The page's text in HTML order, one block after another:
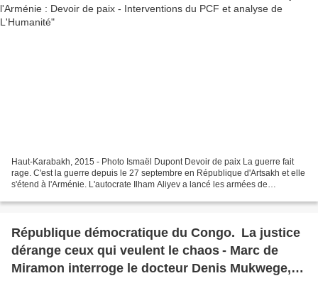
Haut-Karabakh, 2015 - Photo Ismaël Dupont Devoir de paix La guerre fait
rage. C'est la guerre depuis le 27 septembre en République d'Artsakh et elle
s'étend à l'Arménie. L'autocrate Ilham Aliyev a lancé les armées de
République démocratique du Congo. La justice
dérange ceux qui veulent le chaos - Marc de
Miramon interroge le docteur Denis Mukwege,